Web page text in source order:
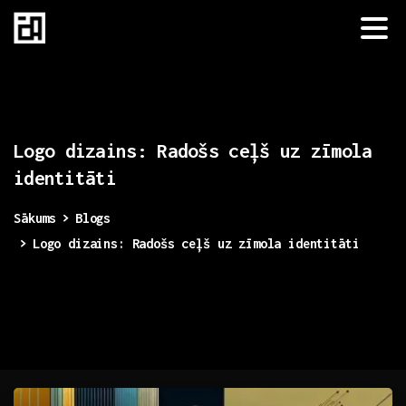
Logo dizains: Radošs ceļš uz zīmola
identitāti
Sākums
Blogs
Logo dizains: Radošs ceļš uz zīmola identitāti